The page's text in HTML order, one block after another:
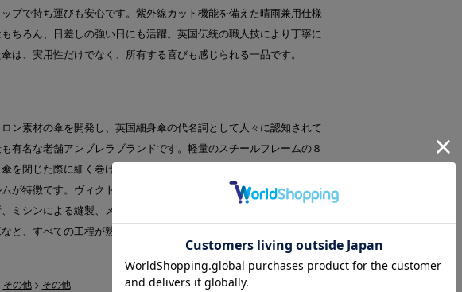
プで持ち運びも安心です。紫外線カット機能を備えた晴雨兼用仕様
ちろん、日差しの強い日にも活躍。英国伝統の職人技により丁寧に
は、実用性だけでなく、所有する喜びも感じられる一品です。
ン素材の傘を開発し、英国細身傘の代名詞として人々に認知されて
有名な老舗アンブレラブランドです。軽量のスチールフレームの８
を閉じた際に細く巻ける、重すぎない、開いているときも美しい、
が特徴です。ヴィクトリア女王の時代から変わる事なく、木型によ
ミシンによる縫製、メタルフレームの組み立て、各種自然素材のハ
ど、すべての工程が熟練の職人の手により行われています。
その他 > その他